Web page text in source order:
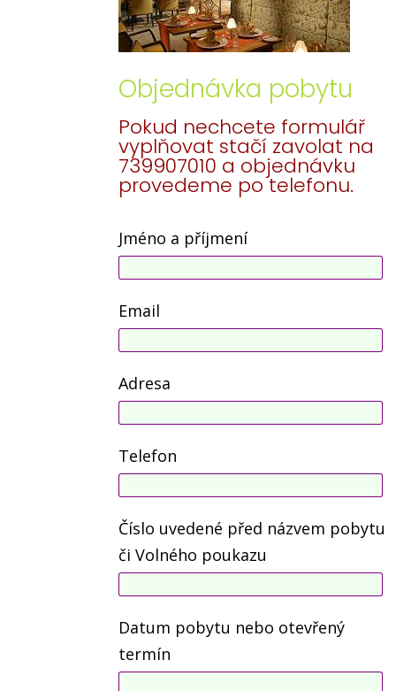
Objednávka pobytu
Pokud nechcete formulář
vyplňovat stačí zavolat na
739907010 a objednávku
provedeme po telefonu.
Jméno a příjmení
Email
Adresa
Telefon
Číslo uvedené před názvem pobytu
či Volného poukazu
Datum pobytu nebo otevřený
termín